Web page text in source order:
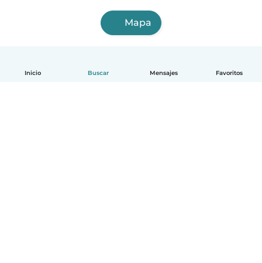
Inicio Buscar Mensajes Favoritos
Mapa